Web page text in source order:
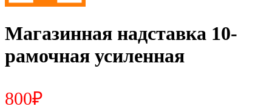
Магазинная надставка 10-
рамочная усиленная
800₽